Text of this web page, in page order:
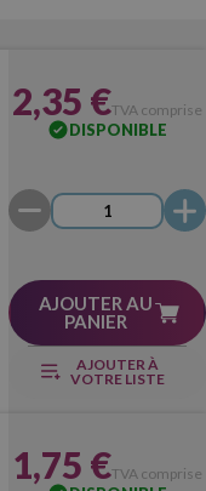
2,35 €TVA comprise
DISPONIBLE
AJOUTER AU
PANIER
AJOUTER À
VOTRE LISTE
1,75 €TVA comprise